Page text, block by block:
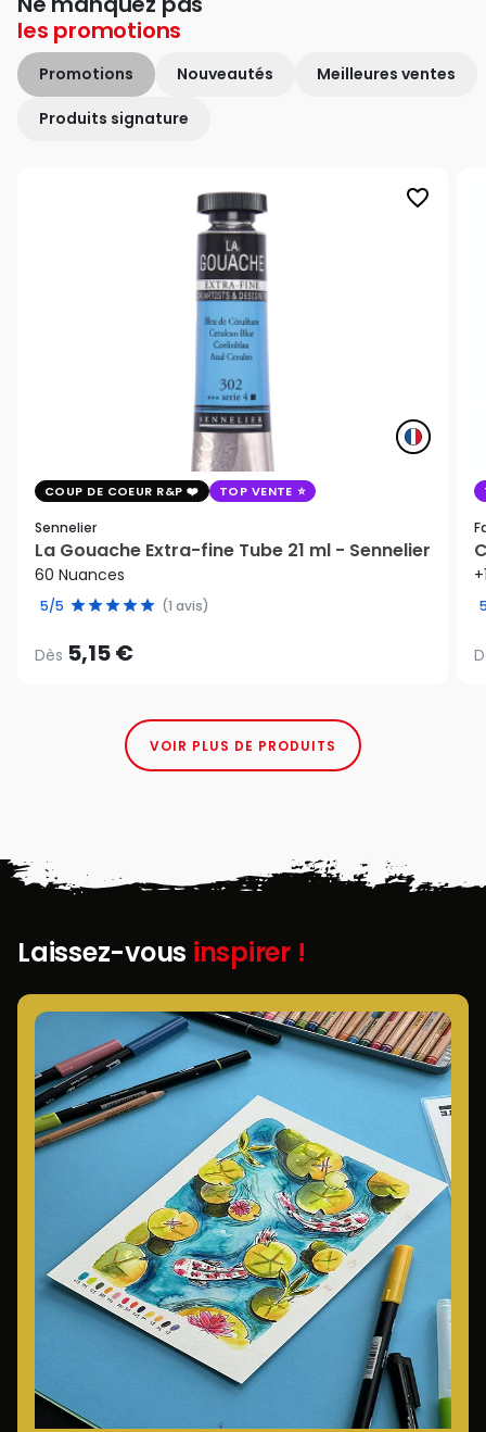
les promotions
Promotions Nouveautés Meilleures ventes
Produits signature
favorite_border
COUP DE COEUR R&P TOP VENTE
Sennelier
La Gouache Extra-fine Tube 21 ml - Sennelier
60 Nuances
5/5 (1 avis)
Dès 5,15 €
VOIR PLUS DE PRODUITS
Laissez-vous inspirer !